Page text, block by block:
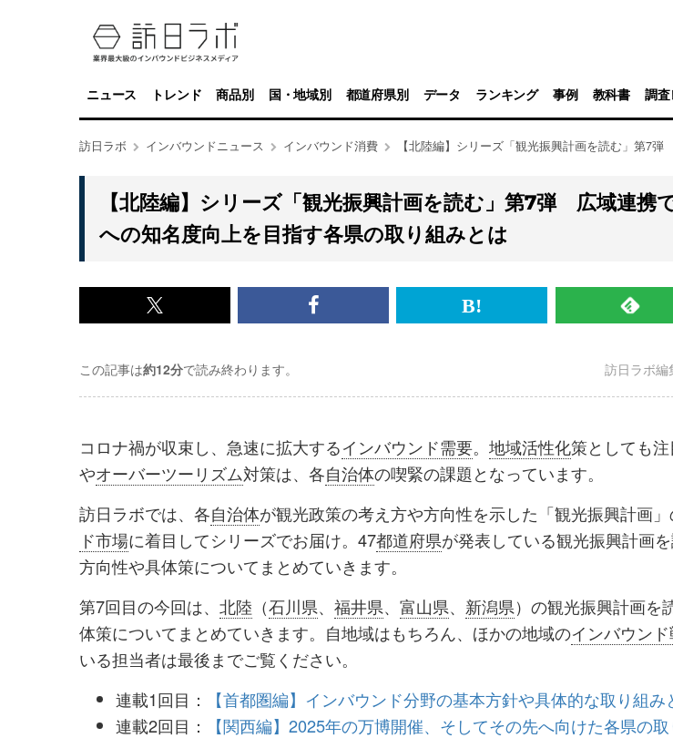
ニュース トレンド 商品別 国・地域別 都道府県別 データ ランキング 事例 教科書 調査
訪日ラボ インバウンドニュース インバウンド消費 【北陸編】シリーズ「観光振興計画を読む」第7
【北陸編】シリーズ「観光振興計画を読む」第7弾 広域連携
への知名度向上を目指す各県の取り組みとは
x<br>
記
事
シ
ェ
ア
す
る
Facebook<br>
事
シ
ェ
ア
す
る
は
ブ
ク
マ
ー
ク
追
加
RSS
記
事
購
す
る
訪日ラボ編
この記事は約12分で読み終わります。
コロナ禍が収束し、急速に拡大するインバウンド需要。 地域活性化策としても
やオーバーツーリズム対策は、各自治体の喫緊の課題となっています。
訪日ラボでは、各自治体が観光政策の考え方や方向性を示した「観光振興計画」
ド市場に着目してシリーズでお届け。47都道府県が発表している観光振興計画
方向性や具体策についてまとめていきます。
第7回目の今回は、 北陸 （石川県、 福井県、 富山県、 新潟県）の観光振興計画を
体策についてまとめていきます。自地域はもちろん、ほかの地域のインバウン
いる担当者は最後までご覧ください。
連載1回目：
【首都圏編】インバウンド分野の基本方針や具体的な取り組み
連載2回目：
【関西編】2025年の万博開催、そしてその先へ向けた各県の